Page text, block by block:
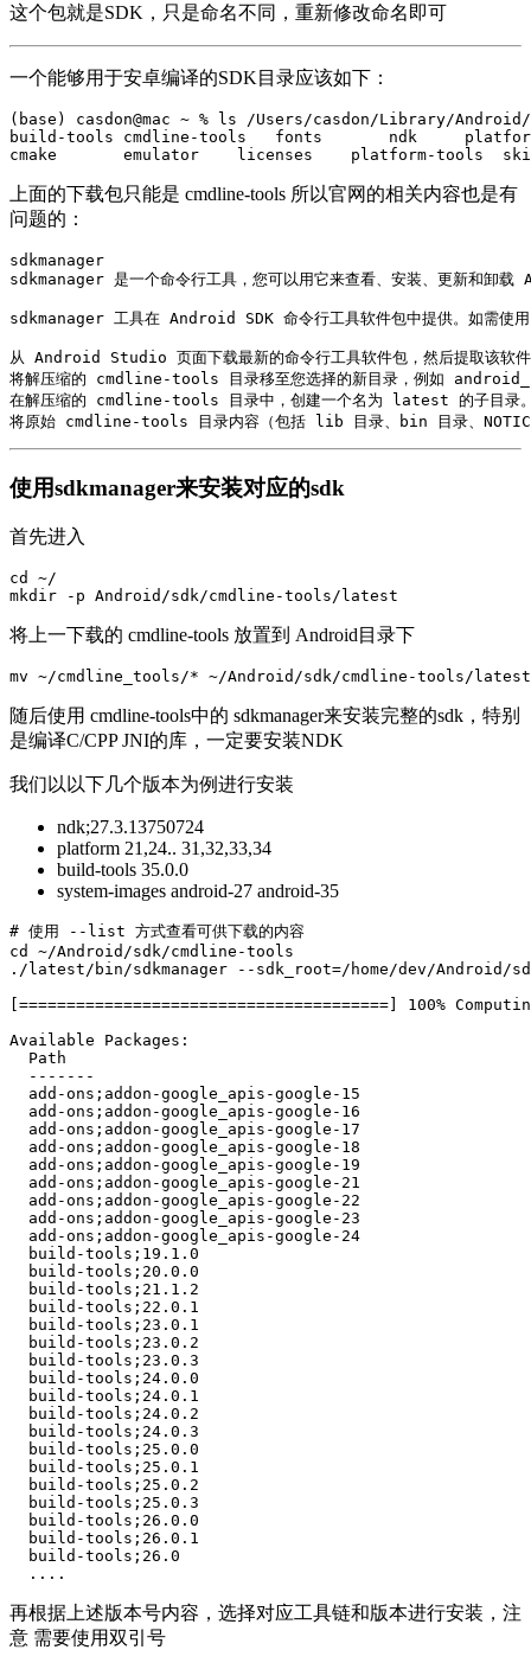
这个包就是SDK，只是命名不同，重新修改命名即可
一个能够用于安卓编译的SDK目录应该如下：
(base) casdon@mac ~ % ls /Users/casdon/Library/
build-tools cmdline-tools   fonts       ndk
cmake       emulator    licenses    platform-tools
上面的下载包只能是 cmdline-tools 所以官网的相关内容也是有
问题的：
sdkmanager
sdkmanager 是一个命令行工具，您可以用它来查看、安装、更新和
sdkmanager 工具在 Android SDK 命令行工具软件包中提供。如需使用
从 Android Studio 页面下载最新的命令行工具软件包，然后提取该软
将解压缩的 cmdline-tools 目录移至您选择的新目录，例如
在解压缩的 cmdline-tools 目录中，创建一个名为 latest 的子目录
将原始 cmdline-tools 目录内容（包括 lib 目录、bin 目录、
使用sdkmanager来安装对应的sdk
首先进入
cd ~/
mkdir -p Android/sdk/cmdline-tools/latest
将上一下载的 cmdline-tools 放置到 Android目录下
mv ~/cmdline_tools/* ~/Android/sdk/cmdline-tools/latest
随后使用 cmdline-tools中的 sdkmanager来安装完整的sdk，特别
是编译C/CPP JNI的库，一定要安装NDK
我们以以下几个版本为例进行安装
ndk;27.3.13750724
platform 21,24.. 31,32,33,34
build-tools 35.0.0
system-images android-27 android-35
# 使用 --list 方式查看可供下载的内容
cd ~/Android/sdk/cmdline-tools
./latest/bin/sdkmanager --sdk_root=/home/dev/
[=======================================]
Available Packages:
Path
-------
add-ons;addon-google_apis-google-
add-ons;addon-google_apis-google-
add-ons;addon-google_apis-google-
add-ons;addon-google_apis-google-
add-ons;addon-google_apis-google-
add-ons;addon-google_apis-google-
add-ons;addon-google_apis-google-
add-ons;addon-google_apis-google-
add-ons;addon-google_apis-google-
build-tools;19.1.0
build-tools;20.0.0
build-tools;21.1.2
build-tools;22.0.1
build-tools;23.0.1
build-tools;23.0.2
build-tools;23.0.3
build-tools;24.0.0
build-tools;24.0.1
build-tools;24.0.2
build-tools;24.0.3
build-tools;25.0.0
build-tools;25.0.1
build-tools;25.0.2
build-tools;25.0.3
build-tools;26.0.0
build-tools;26.0.1
  build-tools;26.0
再根据上述版本号内容，选择对应工具链和版本进行安装，注
意 需要使用双引号